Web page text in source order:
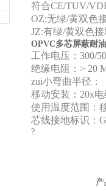
符合CE/TUV/
OZ:无绿/黄双色
JZ:有绿/黄双色
OPVC多芯屏蔽耐
工作电压：300/
绝缘电阻：> 20
zui小弯曲半径：
移动安装：20x
使用温度范围：
芯线接地标识：
?